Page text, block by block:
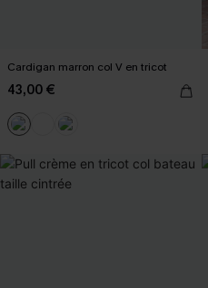
Cardigan marron col V en tricot
43,00 €